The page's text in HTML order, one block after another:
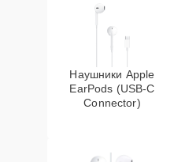
Наушники Apple
EarPods (USB-C
Connector)